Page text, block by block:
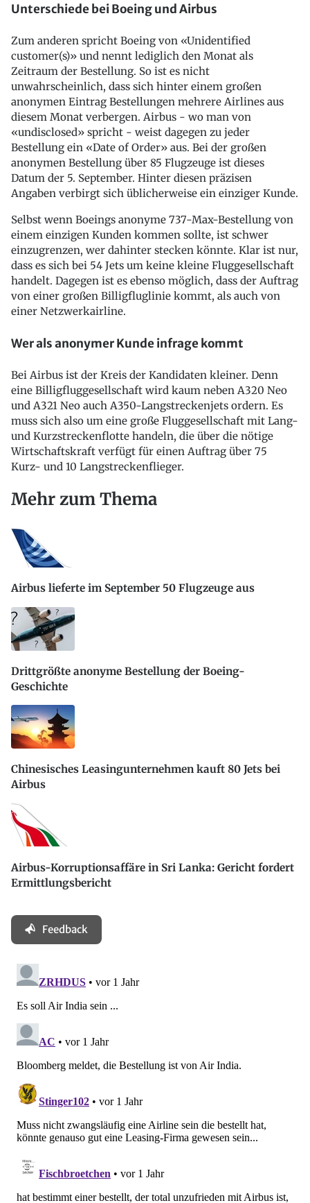
Unterschiede bei Boeing und Airbus
Zum anderen spricht Boeing von «Unidentified
customer(s)» und nennt lediglich den Monat als
Zeitraum der Bestellung. So ist es nicht
unwahrscheinlich, dass sich hinter einem großen
anonymen Eintrag Bestellungen mehrere Airlines aus
diesem Monat verbergen. Airbus - wo man von
«undisclosed» spricht - weist dagegen zu jeder
Bestellung ein «Date of Order» aus. Bei der großen
anonymen Bestellung über 85 Flugzeuge ist dieses
Datum der 5. September. Hinter diesen präzisen
Angaben verbirgt sich üblicherweise ein einziger Kunde.
Selbst wenn Boeings anonyme 737-Max-Bestellung von
einem einzigen Kunden kommen sollte, ist schwer
einzugrenzen, wer dahinter stecken könnte. Klar ist nur,
dass es sich bei 54 Jets um keine kleine Fluggesellschaft
handelt. Dagegen ist es ebenso möglich, dass der Auftrag
von einer großen Billigfluglinie kommt, als auch von
einer Netzwerkairline.
Wer als anonymer Kunde infrage kommt
Bei Airbus ist der Kreis der Kandidaten kleiner. Denn
eine Billigfluggesellschaft wird kaum neben A320 Neo
und A321 Neo auch A350-Langstreckenjets ordern. Es
muss sich also um eine große Fluggesellschaft mit Lang-
und Kurzstreckenflotte handeln, die über die nötige
Wirtschaftskraft verfügt für einen Auftrag über 75
Kurz- und 10 Langstreckenflieger.
Mehr zum Thema
Airbus lieferte im September 50 Flugzeuge aus
Drittgrößte anonyme Bestellung der Boeing-
Geschichte
Chinesisches Leasingunternehmen kauft 80 Jets bei
Airbus
Airbus-Korruptionsaffäre in Sri Lanka: Gericht fordert
Ermittlungsbericht
Feedback